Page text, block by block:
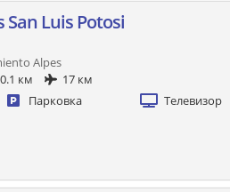
Luis Potosi
Alpes
0.1 км
17 км
Парковка Телевизор